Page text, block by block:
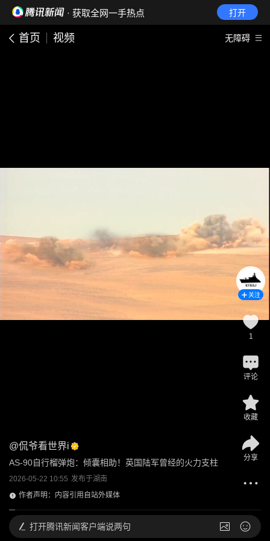
· 获取全网一手热点 打开
首页 视频 无障碍
@侃爷看世界i
AS-90自行榴弹炮：倾囊相助！英国陆军曾经的火力支柱
2026-05-22 10:55 发布于湖南
作者声明：内容引用自站外媒体
关注
1
评论
收藏
分享
打开腾讯新闻客户端说两句